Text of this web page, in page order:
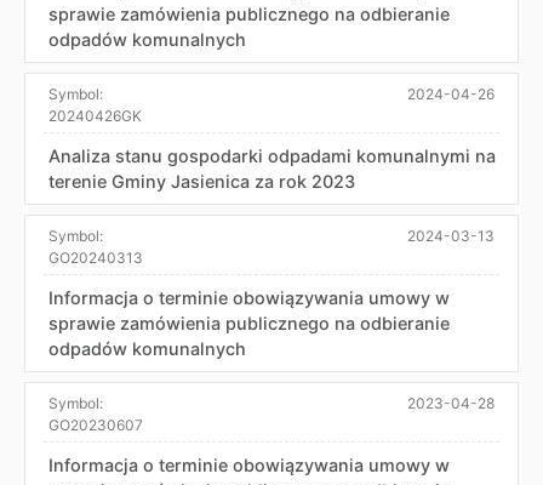
sprawie zamówienia publicznego na odbieranie
odpadów komunalnych
Symbol:
20240426GK
2024-04-26
Analiza stanu gospodarki odpadami komunalnymi na
terenie Gminy Jasienica za rok 2023
Symbol:
GO20240313
2024-03-13
Informacja o terminie obowiązywania umowy w
sprawie zamówienia publicznego na odbieranie
odpadów komunalnych
Symbol:
GO20230607
2023-04-28
Informacja o terminie obowiązywania umowy w